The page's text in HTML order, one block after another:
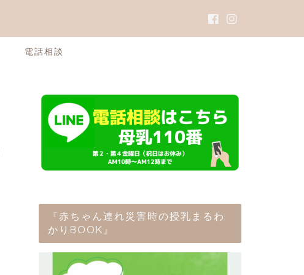
電話相談
『赤ちゃん連れ災害時の授乳まるわ
かりBOOK』